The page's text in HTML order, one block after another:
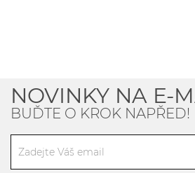
NOVINKY NA E-
BUĎTE O KROK NAPŘED!